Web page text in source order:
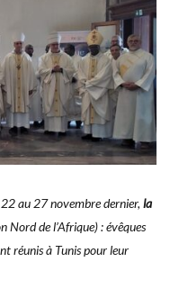
au 27 novembre dernier, la
Nord de l’Afrique) : évêques
réunis à Tunis pour leur